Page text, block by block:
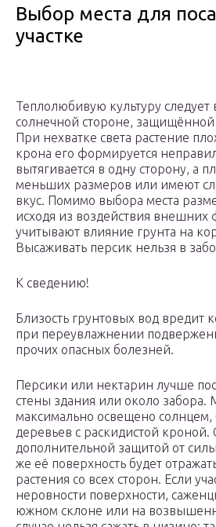
Выбор места для
участке
Теплолюбивую культуру следует
солнечной стороне, защищённой
При нехватке света растение
крона его формируется
вытягивается в одну сторону, а
меньших размеров или имеют
вкус. Помимо выбора места
исходя из воздействия внешних
учитывают влияние грунта на
Высаживать персик нельзя в
К сведению!
Близость грунтовых вод вредит
при переувлажнении
прочих опасных болезней.
Персики или нектарин лучше
стены здания или около забора.
максимально освещено солнцем,
деревьев с раскидистой кроной.
дополнительной защитой от
же её поверхность будет
растения со всех сторон. Если
неровности поверхности,
южном склоне или на